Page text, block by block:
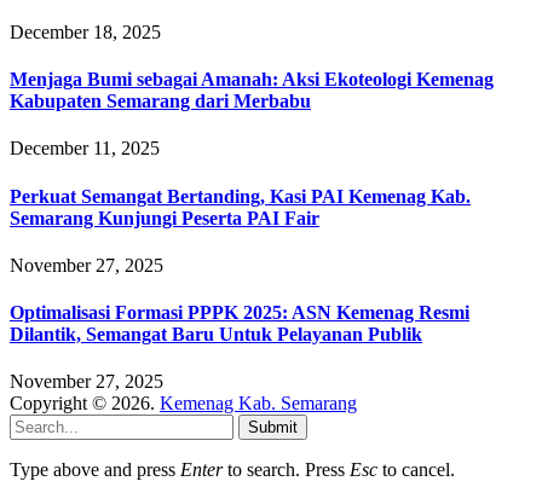
December 18, 2025
Menjaga Bumi sebagai Amanah: Aksi Ekoteologi Kemenag
Kabupaten Semarang dari Merbabu
December 11, 2025
Perkuat Semangat Bertanding, Kasi PAI Kemenag Kab.
Semarang Kunjungi Peserta PAI Fair
November 27, 2025
Optimalisasi Formasi PPPK 2025: ASN Kemenag Resmi
Dilantik, Semangat Baru Untuk Pelayanan Publik
November 27, 2025
Copyright © 2026. Kemenag Kab. Semarang
Submit
Type above and press Enterto search. Press Esc to cancel.